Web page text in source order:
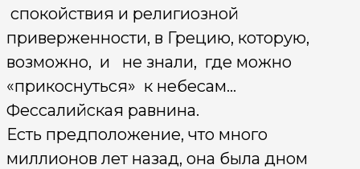
спокойствия и религиозной
приверженности, в Грецию, которую,
возможно, и не знали, где можно
«прикоснуться» к небесам…
Фессалийская равнина.
Есть предположение, что много
миллионов лет назад, она была дном